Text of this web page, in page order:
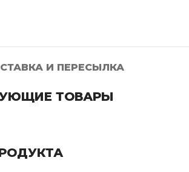
И ПЕРЕСЫЛКА
ТОВАРЫ